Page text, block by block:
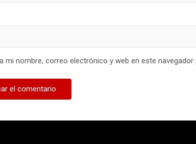
mi nombre, correo electrónico y web en este